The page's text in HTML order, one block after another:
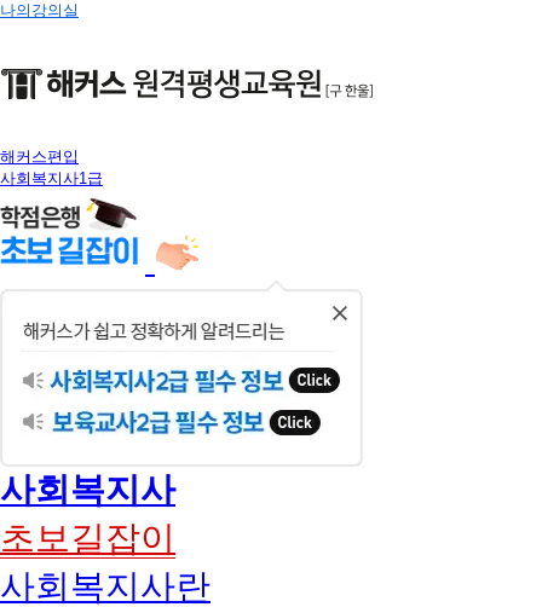
나의강의실
해커스편입
사회복지사1급
사회복지사
초보길잡이
사회복지사란